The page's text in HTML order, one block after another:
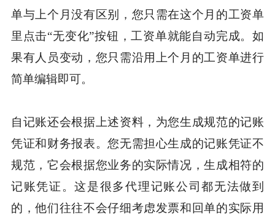
单与上个月没有区别，您只需在这个月的工资单
里点击“无变化”按钮，工资单就能自动完成。如
果有人员变动，您只需沿用上个月的工资单进行
简单编辑即可。
自记账还会根据上述资料，为您生成规范的记账
凭证和财务报表。您无需担心生成的记账凭证不
规范，它会根据您业务的实际情况，生成相符的
记账凭证。这是很多代理记账公司都无法做到
的，他们往往不会仔细考虑发票和回单的实际用